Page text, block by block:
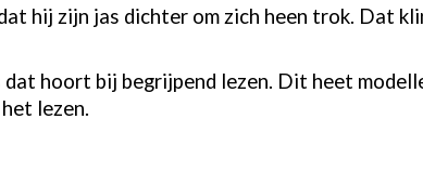
hij zijn jas dichter om zich heen trok. Dat
hoort bij begrijpend lezen. Dit heet
lezen.